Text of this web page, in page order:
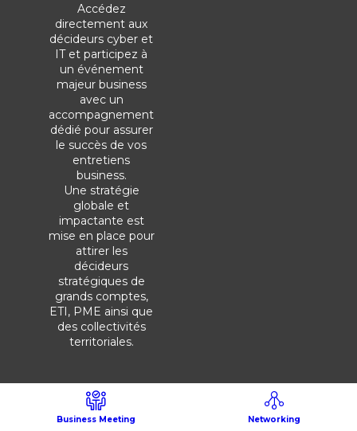
Accédez
directement aux
décideurs cyber et
IT et participez à
un événement
majeur business
avec un
accompagnement
dédié pour assurer
le succès de vos
entretiens
business.
Une stratégie
globale et
impactante est
mise en place pour
attirer les
décideurs
stratégiques de
grands comptes,
ETI, PME ainsi que
des collectivités
Business Meeting Networking